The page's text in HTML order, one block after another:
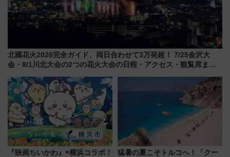
北國花火2026完全ガイド、両日合わせて3万発超！ 7/25金沢大
会・8/1川北大会の2つの花火大会の日程・アクセス・観覧席まと
『映画ちいかわ』×横浜コラボ！
猛暑の夏こそトルコへ！「クー